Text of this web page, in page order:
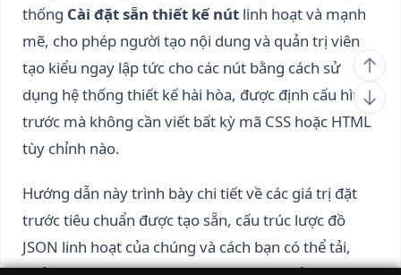
thống Cài đặt sẵn thiết kế nút linh hoạt và mạnh
mẽ, cho phép người tạo nội dung và quản trị viên
tạo kiểu ngay lập tức cho các nút bằng cách sử
dụng hệ thống thiết kế hài hòa, được định cấu hình
trước mà không cần viết bất kỳ mã CSS hoặc HTML
tùy chỉnh nào.
Hướng dẫn này trình bày chi tiết về các giá trị đặt
trước tiêu chuẩn được tạo sẵn, cấu trúc lược đồ
JSON linh hoạt của chúng và cách bạn có thể tải,